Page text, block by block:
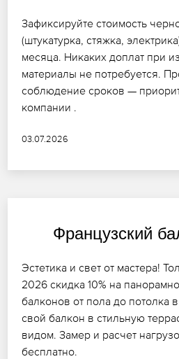
Зафиксируйте стоимость
(штукатурка, стяжка,
месяца. Никаких доплат при
материалы не потребуется.
соблюдение сроков —
компании .
03.07.2026
Французский
Эстетика и свет от мастера!
2026 скидка 10% на
балконов от пола до потолка
свой балкон в стильную
видом. Замер и расчет
бесплатно.